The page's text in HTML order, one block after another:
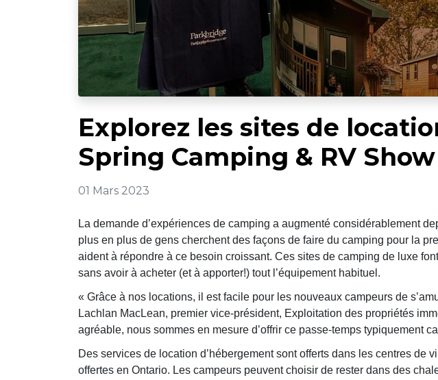
Explorez les sites de
Spring Camping & RV Show
01 Mars 2023
La demande d’expériences de camping a augmenté considérablement
plus en plus de gens cherchent des façons de faire du camping pour la
aident à répondre à ce besoin croissant. Ces sites de camping de luxe
sans avoir à acheter (et à apporter!) tout l’équipement habituel.
« Grâce à nos locations, il est facile pour les nouveaux campeurs de
Lachlan MacLean, premier vice-président, Exploitation des propriétés
agréable, nous sommes en mesure d’offrir ce passe-temps typiquement
Des services de location d’hébergement sont offerts dans les centres
offertes en Ontario. Les campeurs peuvent choisir de rester dans des